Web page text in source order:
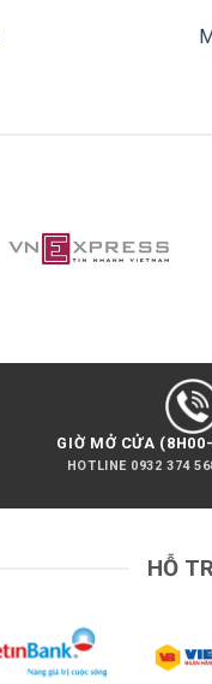
GIỜ MỞ CỬA
HOTLINE 0932 374
HỖ